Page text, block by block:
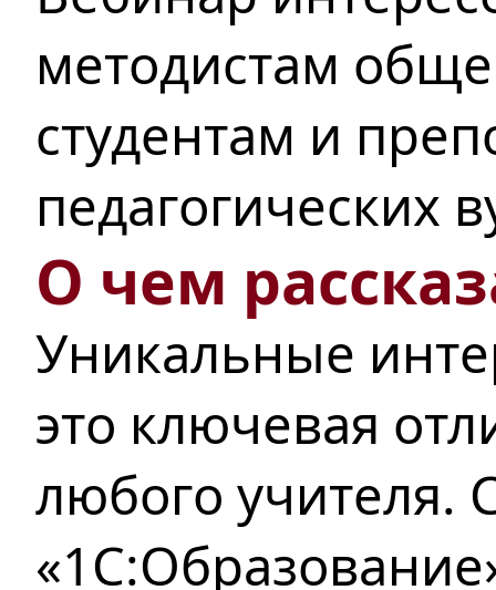
методистам
студентам и
педагогических
О чем
Уникальные
это ключевая
любого учителя.